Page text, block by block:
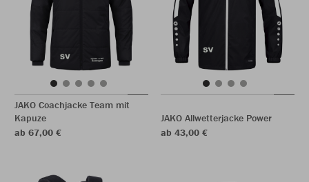
JAKO Coachjacke Team mit
Kapuze
ab 67,00 €
JAKO Allwetterjacke Power
ab 43,00 €